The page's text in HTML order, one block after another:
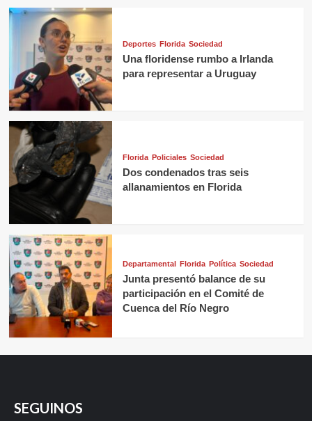
Deportes Florida Sociedad
Una floridense rumbo a Irlanda
para representar a Uruguay
Florida Policiales Sociedad
Dos condenados tras seis
allanamientos en Florida
Departamental Florida Política Sociedad
Junta presentó balance de su
participación en el Comité de
Cuenca del Río Negro
SEGUINOS